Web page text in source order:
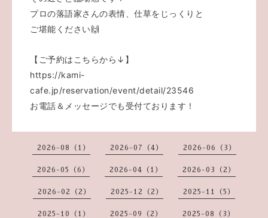
プロの落語家さんの表情、仕草をじっくりと
ご堪能ください🙌
【ご予約はこちらから↓】
https://kami-
cafe.jp/reservation/event/detail/23546
お電話＆メッセージでも受付ております！
2026-08（1） 2026-07（4） 2026-06（3）
2026-05（6） 2026-04（1） 2026-03（2）
2026-02（2） 2025-12（2） 2025-11（5）
2025-10（1） 2025-09（2） 2025-08（3）